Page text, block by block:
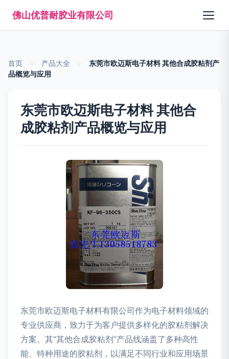
佛山优普耐胶业有限公司
首页 产品大全
东莞市欧迈斯电子材料 其他合成胶粘剂产
品概览与应用
东莞市欧迈斯电子材料 其他合
成胶粘剂产品概览与应用
东莞市欧迈斯电子材料有限公司作为电子材料领域的
专业供应商，致力于为客户提供多样化的胶粘剂解决
方案。其“其他合成胶粘剂”产品线涵盖了多种高性
能、特种用途的胶粘剂，以满足不同行业和应用场景